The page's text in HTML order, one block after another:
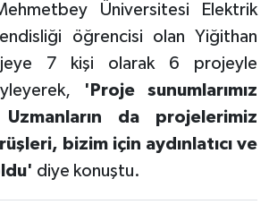
Üniversitesi Elektrik
öğrencisi olan Yiğithan
7 kişi olarak 6 projeyle
'Proje sunumlarımız
da projelerimiz
bizim için aydınlatıcı ve
diye konuştu.